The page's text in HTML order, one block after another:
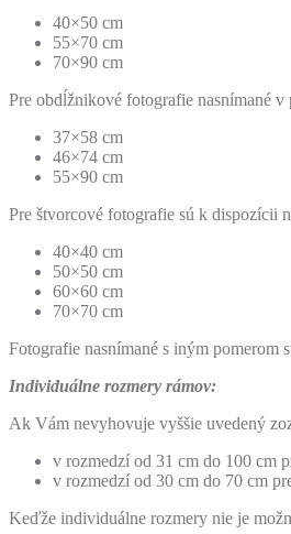
40×50 cm
55×70 cm
70×90 cm
Pre obdĺžnikové fotografie nasnímané
37×58 cm
46×74 cm
55×90 cm
Pre štvorcové fotografie sú k dispozícii
40×40 cm
50×50 cm
60×60 cm
70×70 cm
Fotografie nasnímané s iným pomerom
Individuálne rozmery rámov:
Ak Vám nevyhovuje vyššie uvedený
v rozmedzí od 31 cm do 100 cm
v rozmedzí od 30 cm do 70 cm
Keďže individuálne rozmery nie je